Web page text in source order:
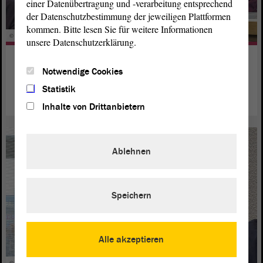
© ltlsa/stb
weiterlesen
einer Datenübertragung und -verarbeitung entsprechend
der Datenschutzbestimmung der jeweiligen Plattformen
kommen. Bitte lesen Sie für weitere Informationen
unsere Datenschutzerklärung.
Notwendige Cookies
Statistik
Inhalte von Drittanbietern
Alle akzeptieren
Ablehnen
Speichern